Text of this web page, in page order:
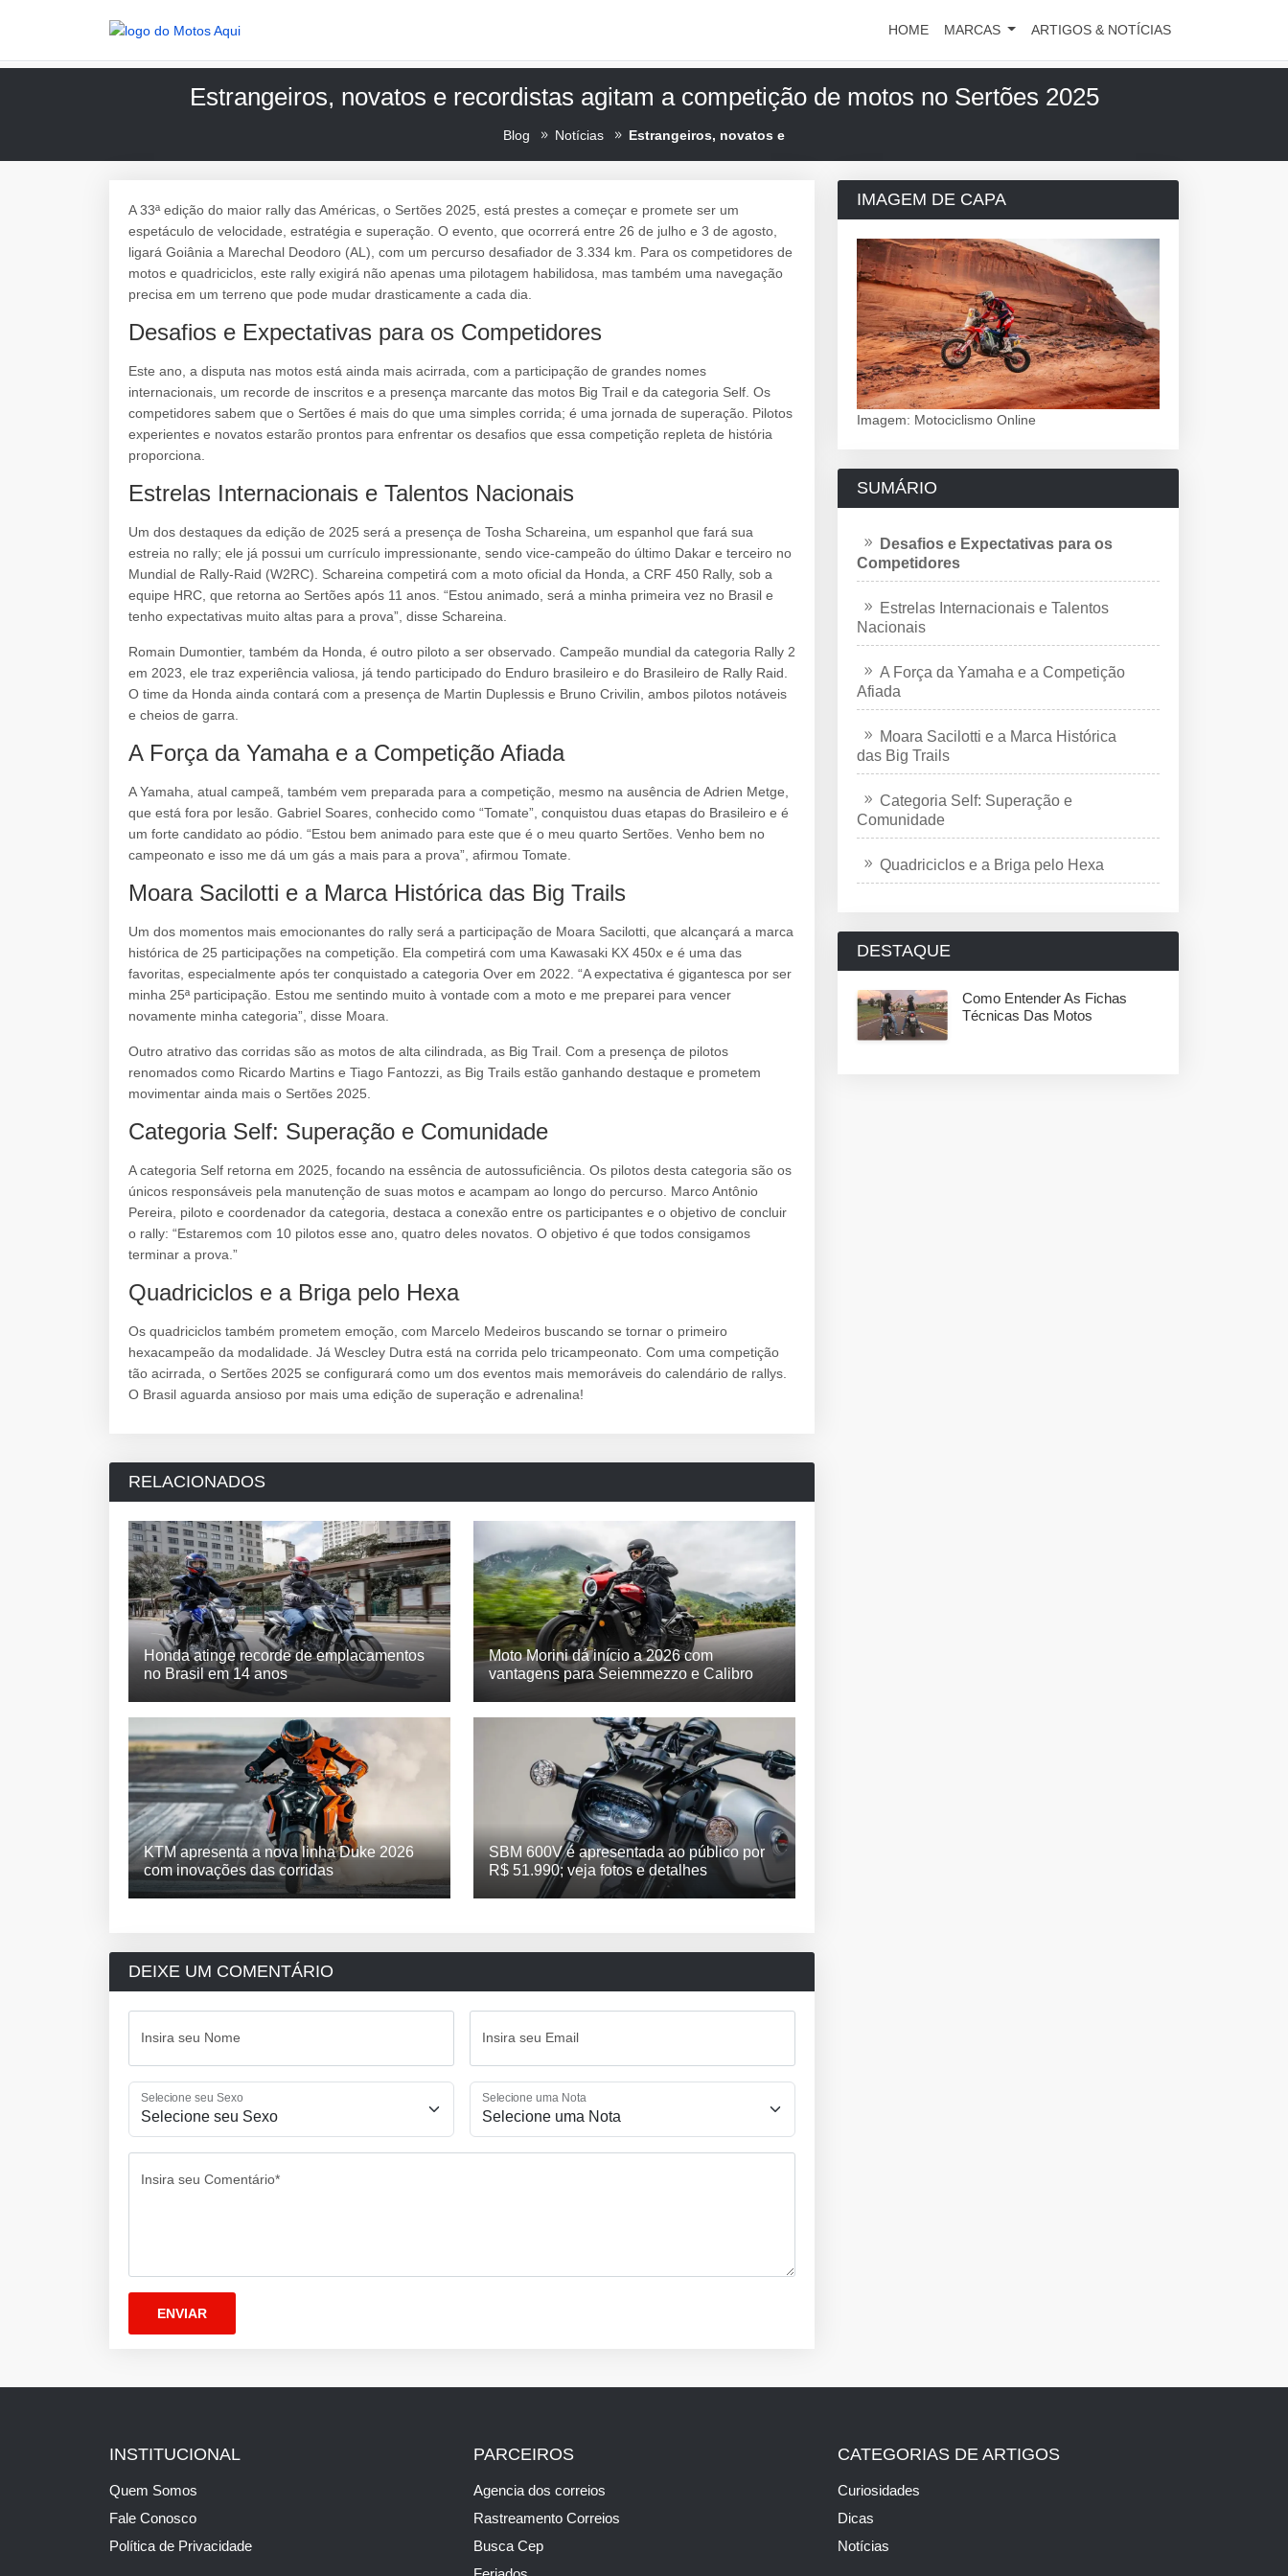
HOME MARCAS ARTIGOS & NOTÍCIAS
Estrangeiros, novatos e recordistas agitam a competição de motos no Sertões 2025
Blog Notícias Estrangeiros, novatos e
A 33ª edição do maior rally das Américas, o Sertões 2025, está prestes a começar e promete ser um
espetáculo de velocidade, estratégia e superação. O evento, que ocorrerá entre 26 de julho e 3 de agosto,
ligará Goiânia a Marechal Deodoro (AL), com um percurso desafiador de 3.334 km. Para os competidores de
motos e quadriciclos, este rally exigirá não apenas uma pilotagem habilidosa, mas também uma navegação
precisa em um terreno que pode mudar drasticamente a cada dia.
Desafios e Expectativas para os Competidores
Este ano, a disputa nas motos está ainda mais acirrada, com a participação de grandes nomes
internacionais, um recorde de inscritos e a presença marcante das motos Big Trail e da categoria Self. Os
competidores sabem que o Sertões é mais do que uma simples corrida; é uma jornada de superação. Pilotos
experientes e novatos estarão prontos para enfrentar os desafios que essa competição repleta de história
proporciona.
Estrelas Internacionais e Talentos Nacionais
Um dos destaques da edição de 2025 será a presença de Tosha Schareina, um espanhol que fará sua
estreia no rally; ele já possui um currículo impressionante, sendo vice-campeão do último Dakar e terceiro no
Mundial de Rally-Raid (W2RC). Schareina competirá com a moto oficial da Honda, a CRF 450 Rally, sob a
equipe HRC, que retorna ao Sertões após 11 anos. “Estou animado, será a minha primeira vez no Brasil e
tenho expectativas muito altas para a prova”, disse Schareina.
Romain Dumontier, também da Honda, é outro piloto a ser observado. Campeão mundial da categoria Rally 2
em 2023, ele traz experiência valiosa, já tendo participado do Enduro brasileiro e do Brasileiro de Rally Raid.
O time da Honda ainda contará com a presença de Martin Duplessis e Bruno Crivilin, ambos pilotos notáveis
e cheios de garra.
A Força da Yamaha e a Competição Afiada
A Yamaha, atual campeã, também vem preparada para a competição, mesmo na ausência de Adrien Metge,
que está fora por lesão. Gabriel Soares, conhecido como “Tomate”, conquistou duas etapas do Brasileiro e é
um forte candidato ao pódio. “Estou bem animado para este que é o meu quarto Sertões. Venho bem no
campeonato e isso me dá um gás a mais para a prova”, afirmou Tomate.
Moara Sacilotti e a Marca Histórica das Big Trails
Um dos momentos mais emocionantes do rally será a participação de Moara Sacilotti, que alcançará a marca
histórica de 25 participações na competição. Ela competirá com uma Kawasaki KX 450x e é uma das
favoritas, especialmente após ter conquistado a categoria Over em 2022. “A expectativa é gigantesca por ser
minha 25ª participação. Estou me sentindo muito à vontade com a moto e me preparei para vencer
novamente minha categoria”, disse Moara.
Outro atrativo das corridas são as motos de alta cilindrada, as Big Trail. Com a presença de pilotos
renomados como Ricardo Martins e Tiago Fantozzi, as Big Trails estão ganhando destaque e prometem
movimentar ainda mais o Sertões 2025.
Categoria Self: Superação e Comunidade
A categoria Self retorna em 2025, focando na essência de autossuficiência. Os pilotos desta categoria são os
únicos responsáveis pela manutenção de suas motos e acampam ao longo do percurso. Marco Antônio
Pereira, piloto e coordenador da categoria, destaca a conexão entre os participantes e o objetivo de concluir
o rally: “Estaremos com 10 pilotos esse ano, quatro deles novatos. O objetivo é que todos consigamos
terminar a prova.”
Quadriciclos e a Briga pelo Hexa
Os quadriciclos também prometem emoção, com Marcelo Medeiros buscando se tornar o primeiro
hexacampeão da modalidade. Já Wescley Dutra está na corrida pelo tricampeonato. Com uma competição
tão acirrada, o Sertões 2025 se configurará como um dos eventos mais memoráveis do calendário de rallys.
O Brasil aguarda ansioso por mais uma edição de superação e adrenalina!
RELACIONADOS
Honda atinge recorde de emplacamentos
no Brasil em 14 anos
Moto Morini dá início a 2026 com
vantagens para Seiemmezzo e Calibro
KTM apresenta a nova linha Duke 2026
com inovações das corridas
SBM 600V é apresentada ao público por
R$ 51.990; veja fotos e detalhes
DEIXE UM COMENTÁRIO
Insira seu Nome Insira seu Email
Selecione seu Sexo Selecione uma Nota
Insira seu Comentário*
IMAGEM DE CAPA
Imagem: Motociclismo Online
SUMÁRIO
Desafios e Expectativas para os
Competidores
Estrelas Internacionais e Talentos
Nacionais
A Força da Yamaha e a Competição
Afiada
Moara Sacilotti e a Marca Histórica
das Big Trails
Categoria Self: Superação e
Comunidade
Quadriciclos e a Briga pelo Hexa
DESTAQUE
Como Entender As Fichas
Técnicas Das Motos
INSTITUCIONAL
Quem Somos
Fale Conosco
Política de Privacidade
PARCEIROS
Agencia dos correios
Rastreamento Correios
Busca Cep
CATEGORIAS DE ARTIGOS
Curiosidades
Dicas
Notícias